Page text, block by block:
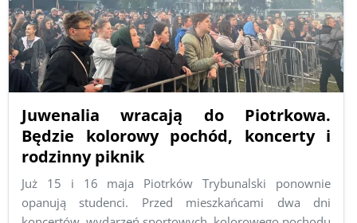
Juwenalia wracają do Piotrkowa.
Będzie kolorowy pochód, koncerty i
rodzinny piknik
Już 15 i 16 maja Piotrków Trybunalski ponownie
opanują studenci. Przed mieszkańcami dwa dni